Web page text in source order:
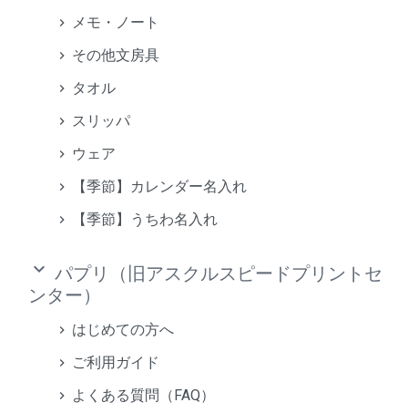
メモ・ノート
その他文房具
タオル
スリッパ
ウェア
【季節】カレンダー名入れ
【季節】うちわ名入れ
keyboard_arrow_down パプリ（旧アスクルスピードプリントセ
ンター）
はじめての方へ
ご利用ガイド
よくある質問（FAQ）